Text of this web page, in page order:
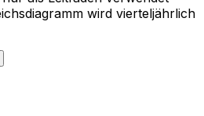
wird vierteljährlich